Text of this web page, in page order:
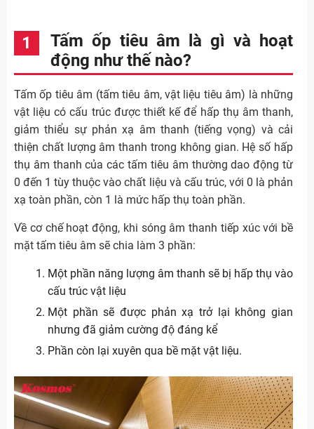
Tấm ốp tiêu âm là gì và hoạt
động như thế nào?
Tấm ốp tiêu âm (tấm tiêu âm, vật liệu tiêu âm) là những
vật liệu có cấu trúc được thiết kế để hấp thụ âm thanh,
giảm thiểu sự phản xạ âm thanh (tiếng vọng) và cải
thiện chất lượng âm thanh trong không gian. Hệ số hấp
thụ âm thanh của các tấm tiêu âm thường dao động từ
0 đến 1 tùy thuộc vào chất liệu và cấu trúc, với 0 là phản
xạ toàn phần, còn 1 là mức hấp thụ toàn phần.
Về cơ chế hoạt động, khi sóng âm thanh tiếp xúc với bề
mặt tấm tiêu âm sẽ chia làm 3 phần:
Một phần năng lượng âm thanh sẽ bị hấp thụ vào
cấu trúc vật liệu
Một phần sẽ được phản xạ trở lại không gian
nhưng đã giảm cường độ đáng kể
Phần còn lại xuyên qua bề mặt vật liệu.